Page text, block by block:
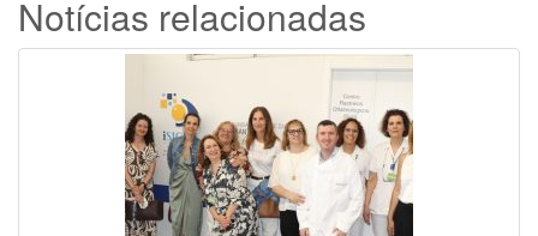
Notícias relacionadas